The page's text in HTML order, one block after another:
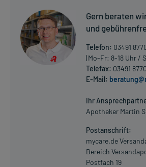
Gern beraten
und
Telefon: 03491
(Mo-Fr: 8-18 Uhr /
Telefax: 03491
E-Mail:
Ihr
Apotheker Martin
Postanschrift:
mycare.de
Bereich
Postfach 19